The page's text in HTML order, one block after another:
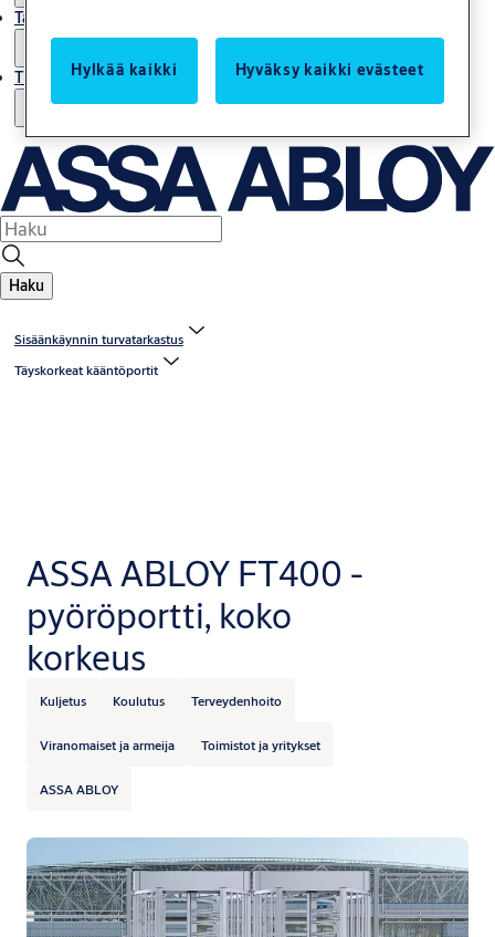
Tarinoita
Tietoja meistä
Haku
Sisäänkäynnin turvatarkastus
Täyskorkeat kääntöportit
ASSA ABLOY FT400 -
pyöröportti, koko
korkeus
Kuljetus Koulutus Terveydenhoito
Viranomaiset ja armeija Toimistot ja yritykset
ASSA ABLOY
Hylkää kaikki Hyväksy kaikki evästeet